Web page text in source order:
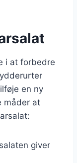
i at forbedre
en ny
måder at
giver